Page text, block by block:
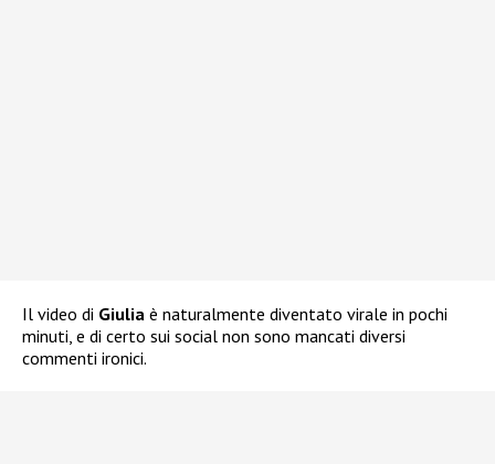
Il video di Giulia è naturalmente diventato virale in pochi
minuti, e di certo sui social non sono mancati diversi
commenti ironici.